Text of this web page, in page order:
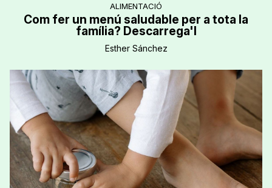
ALIMENTACIÓ
Com fer un menú saludable per a tota la
família? Descarrega'l
Esther Sánchez